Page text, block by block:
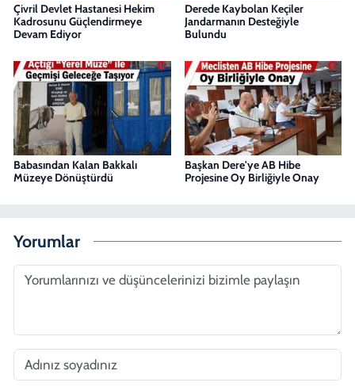
Çivril Devlet Hastanesi Hekim
Kadrosunu Güçlendirmeye
Devam Ediyor
Derede Kaybolan Keçiler
Jandarmanın Desteğiyle
Bulundu
Babasından Kalan Bakkalı
Müzeye Dönüştürdü
Başkan Dere'ye AB Hibe
Projesine Oy Birliğiyle Onay
Yorumlar